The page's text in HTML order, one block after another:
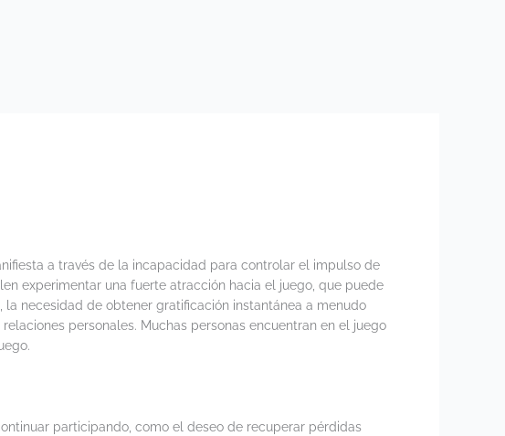
a través de la incapacidad para controlar el impulso de
experimentar una fuerte atracción hacia el juego, que puede
necesidad de obtener gratificación instantánea a menudo
personales. Muchas personas encuentran en el juego
participando, como el deseo de recuperar pérdidas